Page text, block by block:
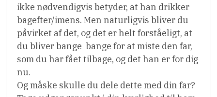
ikke nødvendigvis betyder, at han drikker
bagefter/imens. Men naturligvis bliver du
påvirket af det, og det er helt forståeligt, at
du bliver bange  bange for at miste den far,
som du har fået tilbage, og det han er for dig
nu.
Og måske skulle du dele dette med din far?